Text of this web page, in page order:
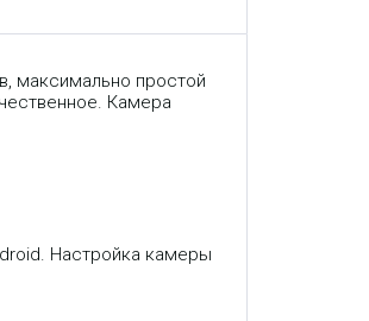
максимально простой
Камера
Настройка камеры